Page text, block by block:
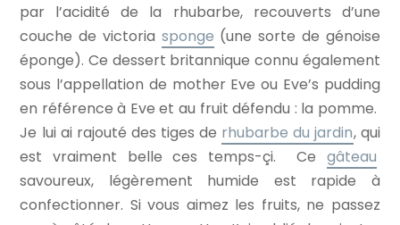
par l’acidité de la rhubarbe, recouverts d’une
couche de victoria sponge (une sorte de génoise
éponge). Ce dessert britannique connu également
sous l’appellation de mother Eve ou Eve’s pudding
en référence à Eve et au fruit défendu : la pomme.
Je lui ai rajouté des tiges de rhubarbe du jardin, qui
est vraiment belle ces temps-çi. Ce gâteau
savoureux, légèrement humide est rapide à
confectionner. Si vous aimez les fruits, ne passez